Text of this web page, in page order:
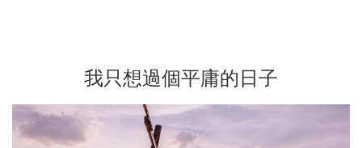
我只想過個平庸的日子